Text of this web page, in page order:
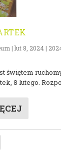
|lut 8, 2024 |
świętem
8 lutego.